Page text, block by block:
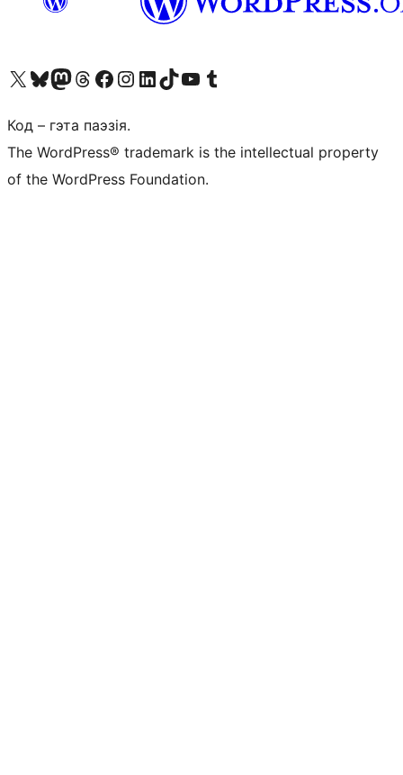
Наведайце наш акаўнт у X (былы Twitter)
Visit our Bluesky account
Visit our Mastodon account
Visit our Threads account
Наведаеце нашу старонку на Facebook
Наведайце наш Instagram
Наведайце нашу старонку ў LinkedIn
Visit our TikTok account
Наведайце наш YouTube каналVisit our Tumblr account
Код – гэта паэзія.
The WordPress® trademark is the intellectual property
of the WordPress Foundation.